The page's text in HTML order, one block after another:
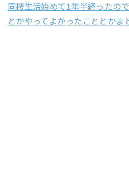
同棲生活始めて1年半経ったの
とかやってよかったこととかま